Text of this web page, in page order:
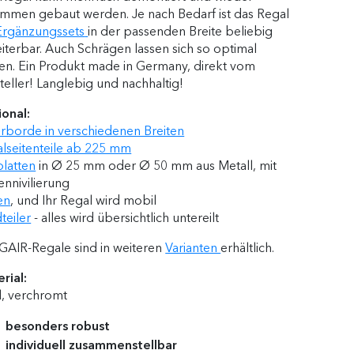
gebaut werden. Je nach Bedarf ist das Regal
in der passenden Breite beliebig
Auch Schrägen lassen sich so optimal
Ein Produkt made in Germany, direkt vom
Langlebig und nachhaltig!
in verschiedenen Breiten
ab 225 mm
in Ø 25 mm oder Ø 50 mm aus Metall, mit
, und Ihr Regal wird mobil
- alles wird übersichtlich untereilt
Regale sind in weiterenVariantenerhältlich.
verchromt
besonders robust
individuell zusammenstellbar